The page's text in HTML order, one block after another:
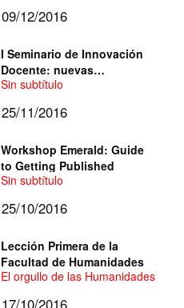
09/12/2016
I Seminario de Innovación
Docente: nuevas
perspectivas y temas
Sin subtítulo
25/11/2016
Workshop Emerald: Guide
to Getting Published
Sin subtítulo
25/10/2016
Lección Primera de la
Facultad de Humanidades
El orgullo de las Humanidades -
17/10/2016